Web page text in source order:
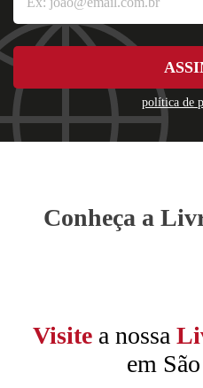
política de
Conheça a
Visite a nossa
em